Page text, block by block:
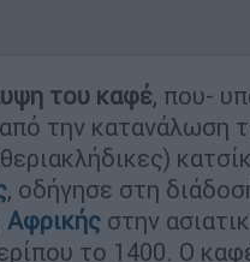
του καφέ, που-
την κατανάλωση
, οδήγησε στη
Αφρικής στην
το 1400. Ο